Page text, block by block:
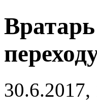
30.6.2017,